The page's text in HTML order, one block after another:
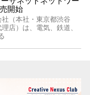
開始
（本社・東京都渋谷
店）は、電気、鉄道、